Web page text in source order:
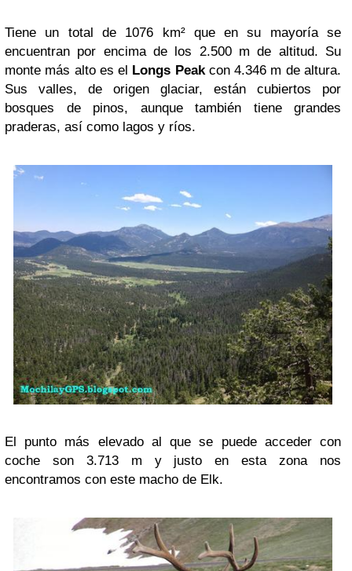
Tiene un total de 1076 km² que en su mayoría se
encuentran por encima de los 2.500 m de altitud. Su
monte más alto es el Longs Peakcon 4.346 m de altura.
Sus valles, de origen glaciar, están cubiertos por
bosques de pinos, aunque también tiene grandes
praderas, así como lagos y ríos.
El punto más elevado al que se puede acceder con
coche son 3.713 m y justo en esta zona nos
encontramos con este macho de Elk.